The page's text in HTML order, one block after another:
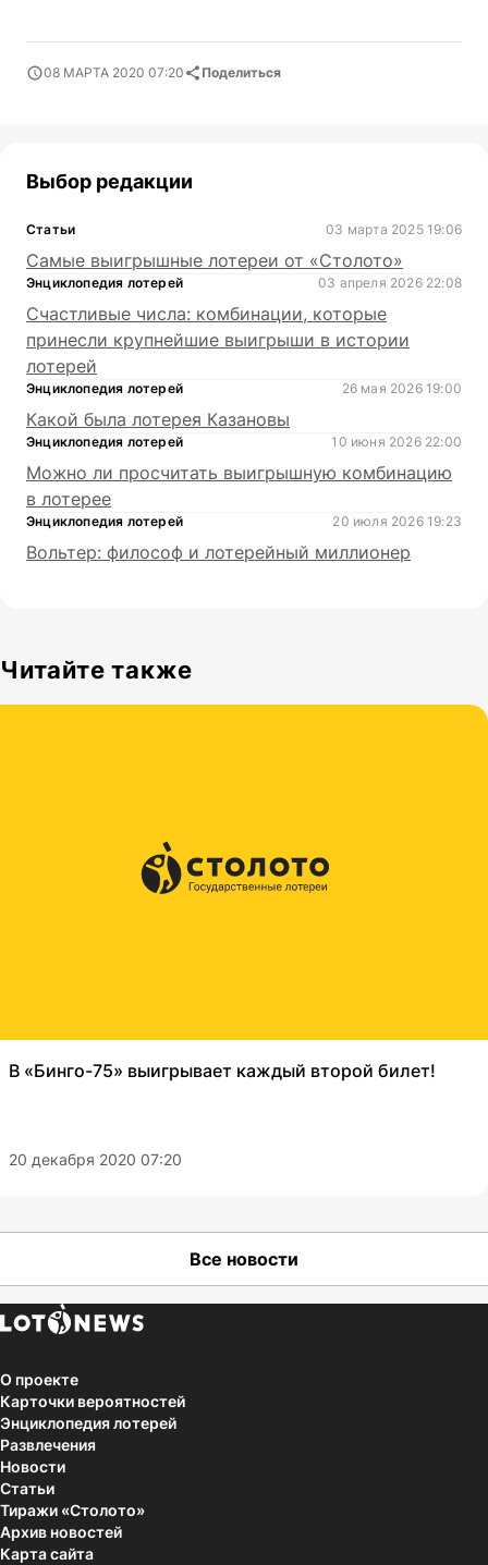
08 МАРТА 2020 07:20 Поделиться
Выбор редакции
Статьи 03 марта 2025 19:06
Самые выигрышные лотереи от «Столото»
Энциклопедия лотерей 03 апреля 2026 22:08
Счастливые числа: комбинации, которые
принесли крупнейшие выигрыши в истории
лотерей
Энциклопедия лотерей 26 мая 2026 19:00
Какой была лотерея Казановы
Энциклопедия лотерей 10 июня 2026 22:00
Можно ли просчитать выигрышную комбинацию
в лотерее
Энциклопедия лотерей 20 июля 2026 19:23
Вольтер: философ и лотерейный миллионер
Читайте также
В «Бинго-75» выигрывает каждый второй билет!
20 декабря 2020 07:20
Все новости
О проекте
Карточки вероятностей
Энциклопедия лотерей
Развлечения
Новости
Статьи
Тиражи «Столото»
Архив новостей
Карта сайта